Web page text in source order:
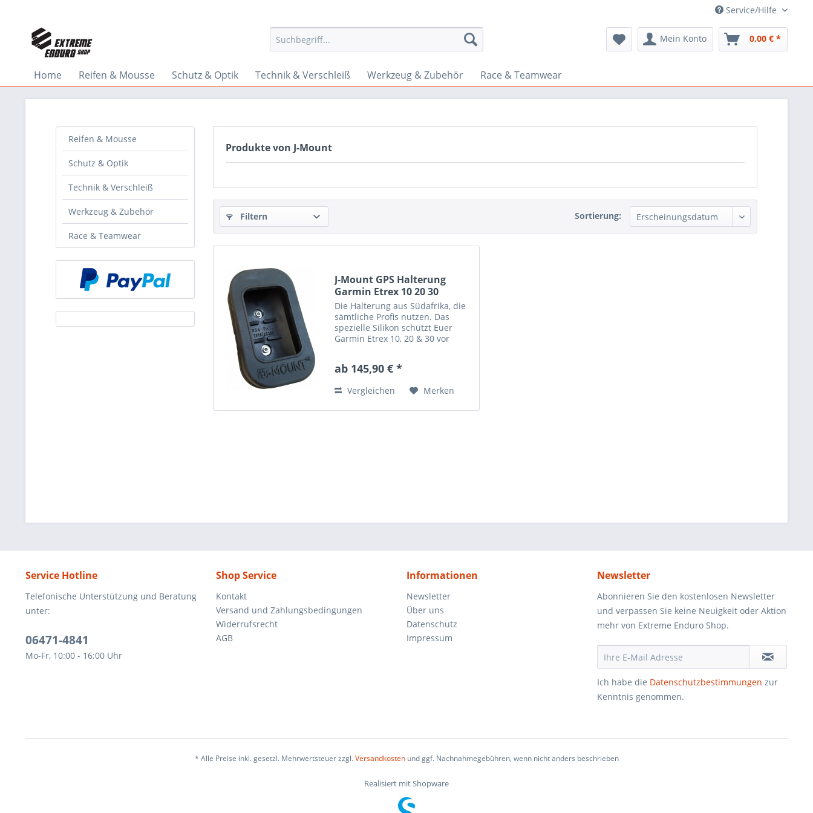
Service/Hilfe
Mein Konto 0,00 € *
Home Reifen & Mousse Schutz & Optik Technik & Verschleiß Werkzeug & Zubehör Race & Teamwear
Reifen & Mousse
Schutz & Optik
Technik & Verschleiß
Werkzeug & Zubehör
Race & Teamwear
Produkte von J-Mount
Filtern Sortierung:
J-Mount GPS Halterung
Garmin Etrex 10 20 30
Die Halterung aus Südafrika, die
sämtliche Profis nutzen. Das
spezielle Silikon schützt Euer
Garmin Etrex 10, 20 & 30 vor
als sinlge & double Variante für
ab 145,90 € *
Vergleichen Merken
Service Hotline
Telefonische Unterstützung und Beratung
unter:
06471-4841
Mo-Fr, 10:00 - 16:00 Uhr
Shop Service
Kontakt
Versand und Zahlungsbedingungen
Widerrufsrecht
AGB
Informationen
Newsletter
Über uns
Datenschutz
Impressum
Newsletter
Abonnieren Sie den kostenlosen Newsletter
und verpassen Sie keine Neuigkeit oder Aktion
mehr von Extreme Enduro Shop.
Ich habe die Datenschutzbestimmungen zur
Kenntnis genommen.
* Alle Preise inkl. gesetzl. Mehrwertsteuer zzgl.Versandkostenund ggf. Nachnahmegebühren, wenn nicht anders beschrieben
Realisiert mit Shopware